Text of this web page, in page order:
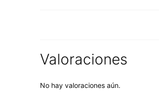
Valoraciones
No hay valoraciones aún.